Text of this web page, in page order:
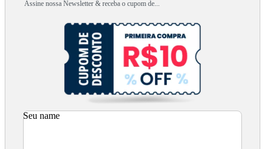
Assine nossa Newsletter & receba o cupom de...
Seu name